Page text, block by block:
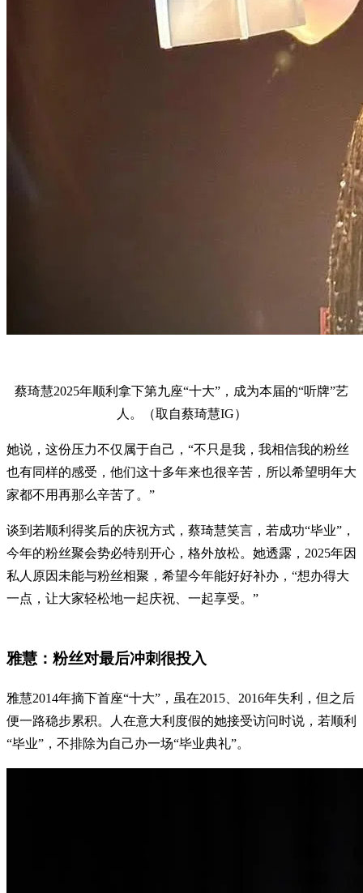
蔡琦慧2025年顺利拿下第九座“十大”，成为本届的“听牌”艺
人。（取自蔡琦慧IG）
她说，这份压力不仅属于自己，“不只是我，我相信我的粉丝
也有同样的感受，他们这十多年来也很辛苦，所以希望明年大
家都不用再那么辛苦了。”
谈到若顺利得奖后的庆祝方式，蔡琦慧笑言，若成功“毕业”，
今年的粉丝聚会势必特别开心，格外放松。她透露，2025年因
私人原因未能与粉丝相聚，希望今年能好好补办，“想办得大
一点，让大家轻松地一起庆祝、一起享受。”
雅慧：粉丝对最后冲刺很投入
雅慧2014年摘下首座“十大”，虽在2015、2016年失利，但之后
便一路稳步累积。人在意大利度假的她接受访问时说，若顺利
“毕业”，不排除为自己办一场“毕业典礼”。